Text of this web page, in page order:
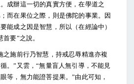
成辦這一切的真實方便，在學道之
而在果位之際，則是佛陀的事業。因
能成之因是智慧，所以（在經論中）
要”之說。
之施前行乃智慧，持戒忍辱精進亦複
。”又雲，“無量盲人無引導，不能見
等，無力能證菩提果。”由此可知，